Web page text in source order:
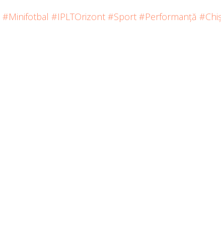
#Minifotbal #IPLTOrizont #Sport #Performanță